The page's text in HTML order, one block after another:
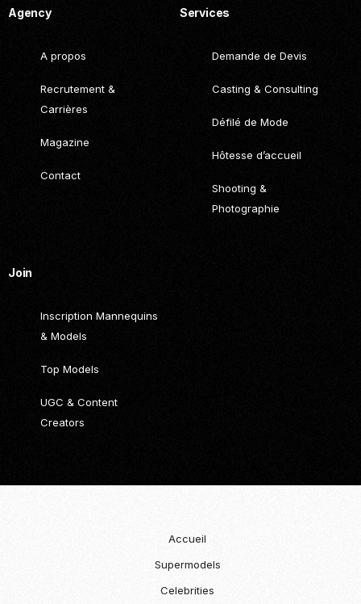
Agency
A propos
Recrutement &
Carrières
Magazine
Contact
Services
Demande de Devis
Casting & Consulting
Défilé de Mode
Hôtesse d’accueil
Shooting &
Photographie
Join
Inscription Mannequins
& Models
Top Models
UGC & Content
Creators
Accueil
Supermodels
Celebrities